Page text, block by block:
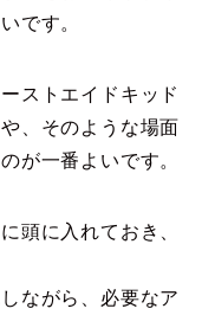
です。
ストエイドキッド
、そのような場面
が一番よいです。
頭に入れておき、
ながら、必要なア